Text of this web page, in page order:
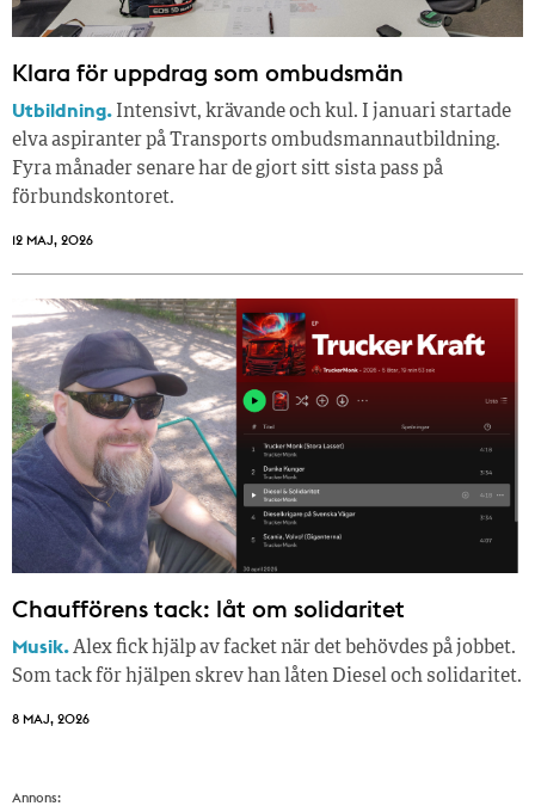
Klara för uppdrag som ombudsmän
Utbildning. Intensivt, krävande och kul. I januari startade
elva aspiranter på Transports ombudsmannautbildning.
Fyra månader senare har de gjort sitt sista pass på
förbundskontoret.
12 MAJ, 2026
Chaufförens tack: låt om solidaritet
Musik.Alex fick hjälp av facket när det behövdes på jobbet.
Som tack för hjälpen skrev han låten Diesel och solidaritet.
8 MAJ, 2026
Annons: